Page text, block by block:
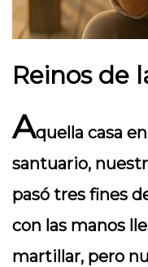
Reinos de
Aquella casa
santuario,
pasó tres fines
con las manos
martillar, pero